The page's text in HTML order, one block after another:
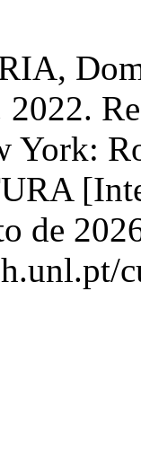
2022.
York:
de